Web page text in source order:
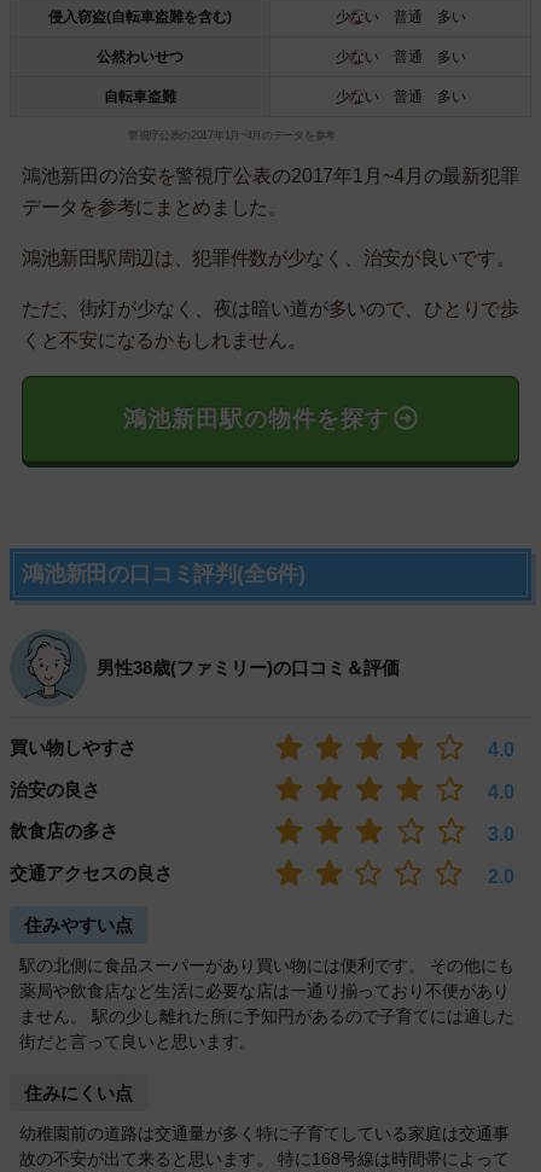
侵入窃盗(自転車盗難を含む) 少ない 普通 多い
公然わいせつ 少ない 普通 多い
自転車盗難 少ない 普通 多い
警視庁公表の2017年1月~4月のデータを参考
鴻池新田の治安を警視庁公表の2017年1月~4月の最新犯罪
データを参考にまとめました。
鴻池新田駅周辺は、犯罪件数が少なく、治安が良いです。
ただ、街灯が少なく、夜は暗い道が多いので、ひとりで歩
くと不安になるかもしれません。
鴻池新田駅の物件を探す
鴻池新田の口コミ評判(全6件)
男性38歳(ファミリー)の口コミ＆評価
買い物しやすさ
4.0
治安の良さ
4.0
飲食店の多さ
3.0
交通アクセスの良さ
2.0
住みやすい点
駅の北側に食品スーパーがあり買い物には便利です。 その他にも
薬局や飲食店など生活に必要な店は一通り揃っており不便があり
ません。 駅の少し離れた所に予知円があるので子育てには適した
街だと言って良いと思います。
住みにくい点
幼稚園前の道路は交通量が多く特に子育てしている家庭は交通事
故の不安が出て来ると思います。 特に168号線は時間帯によって